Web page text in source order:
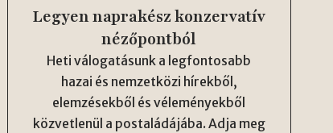
Legyen naprakész konzervatív
nézőpontból
Heti válogatásunk a legfontosabb
hazai és nemzetközi hírekből,
elemzésekből és véleményekből
közvetlenül a postaládájába. Adja meg